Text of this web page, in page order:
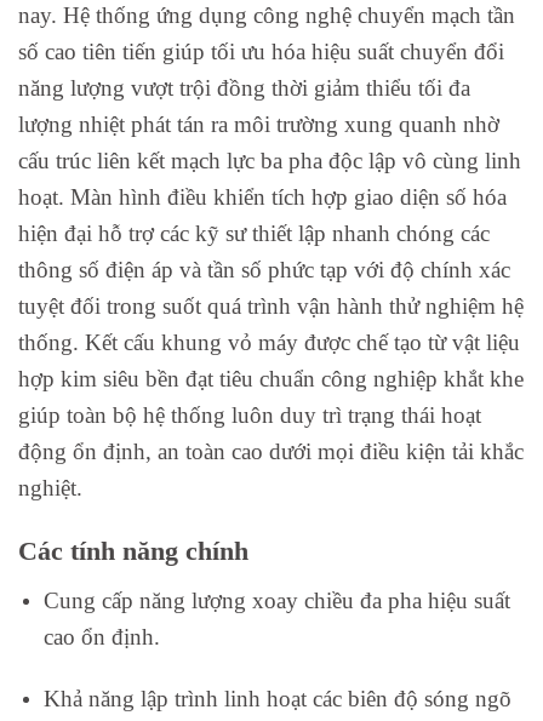
nay. Hệ thống ứng dụng công nghệ chuyển mạch tần
số cao tiên tiến giúp tối ưu hóa hiệu suất chuyển đổi
năng lượng vượt trội đồng thời giảm thiểu tối đa
lượng nhiệt phát tán ra môi trường xung quanh nhờ
cấu trúc liên kết mạch lực ba pha độc lập vô cùng linh
hoạt. Màn hình điều khiển tích hợp giao diện số hóa
hiện đại hỗ trợ các kỹ sư thiết lập nhanh chóng các
thông số điện áp và tần số phức tạp với độ chính xác
tuyệt đối trong suốt quá trình vận hành thử nghiệm hệ
thống. Kết cấu khung vỏ máy được chế tạo từ vật liệu
hợp kim siêu bền đạt tiêu chuẩn công nghiệp khắt khe
giúp toàn bộ hệ thống luôn duy trì trạng thái hoạt
động ổn định, an toàn cao dưới mọi điều kiện tải khắc
nghiệt.
Các tính năng chính
Cung cấp năng lượng xoay chiều đa pha hiệu suất
cao ổn định.
Khả năng lập trình linh hoạt các biên độ sóng ngõ